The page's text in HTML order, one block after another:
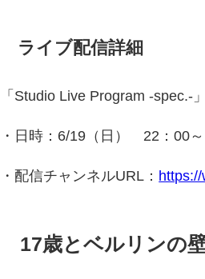
ライブ配信詳細
「Studio Live Program -spec.-」
・日時：6/19（日） 22：00～
・配信チャンネルURL：
17歳とベルリンの